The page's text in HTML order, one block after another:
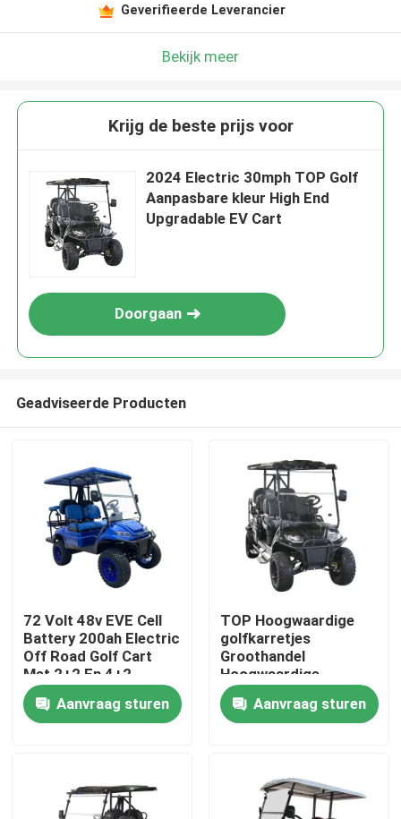
Huis
Ongeveer ons
Geverifieerde Leverancier
Bekijk meer
Krijg de beste prijs voor
2024 Electric 30mph TOP Golf
Aanpasbare kleur High End
Upgradable EV Cart
Doorgaan
Geadviseerde Producten
72 Volt 48v EVE Cell
Battery 200ah Electric
Off Road Golf Cart
Met 2+2 En 4+2
Zitplaatsen
Aanvraag sturen
TOP Hoogwaardige
golfkarretjes
Groothandel
Hoogwaardige
fabrikant Nieuw beste
materiaal Met
goedkope prijs
Aanvraag sturen